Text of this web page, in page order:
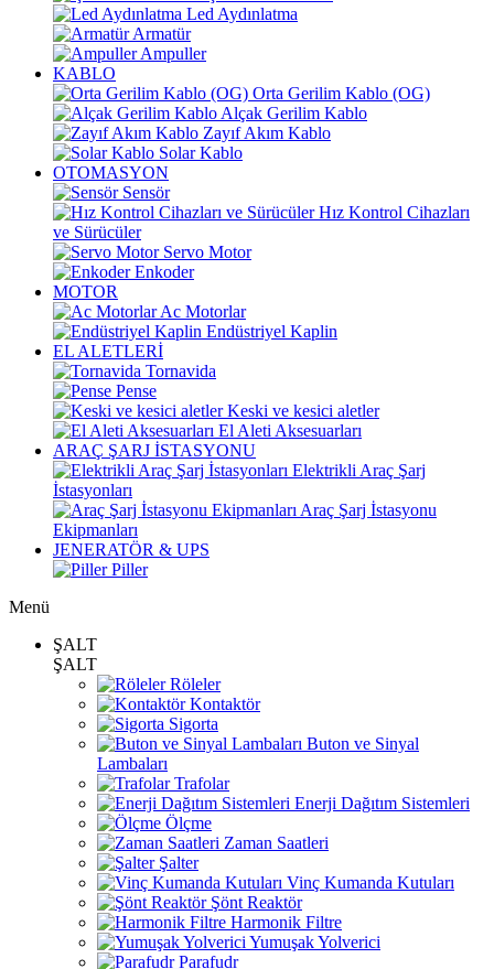
Led Aydınlatma
Armatür
Ampuller
KABLO
Orta Gerilim Kablo (OG)
Alçak Gerilim Kablo
Zayıf Akım Kablo
Solar Kablo
OTOMASYON
Sensör
Hız Kontrol Cihazları
ve Sürücüler
Servo Motor
Enkoder
MOTOR
Ac Motorlar
Endüstriyel Kaplin
EL ALETLERİ
Tornavida
Pense
Keski ve kesici aletler
El Aleti Aksesuarları
ARAÇ ŞARJ İSTASYONU
Elektrikli Araç Şarj
İstasyonları
Araç Şarj İstasyonu
Ekipmanları
JENERATÖR & UPS
Piller
Menü
ŞALT
ŞALT
Röleler
Kontaktör
Sigorta
Buton ve Sinyal
Lambaları
Trafolar
Enerji Dağıtım Sistemleri
Ölçme
Zaman Saatleri
Şalter
Vinç Kumanda Kutuları
Şönt Reaktör
Harmonik Filtre
Yumuşak Yolverici
Parafudr